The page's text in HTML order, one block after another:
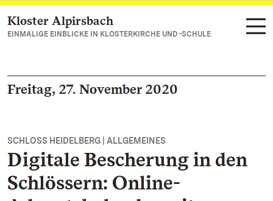
Zum Hauptinhalt springen
Kloster Alpirsbach
EINMALIGE EINBLICKE IN KLOSTERKIRCHE UND -SCHULE
Freitag, 27. November 2020
SCHLOSS HEIDELBERG | ALLGEMEINES
Digitale Bescherung in den
Schlössern: Online-